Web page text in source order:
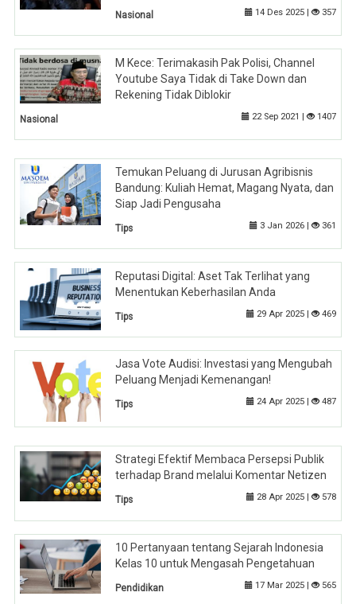
Nasional 14 Des 2025 | 357
M Kece: Terimakasih Pak Polisi, Channel
Youtube Saya Tidak di Take Down dan
Rekening Tidak Diblokir
Nasional 22 Sep 2021 | 1407
Temukan Peluang di Jurusan Agribisnis
Bandung: Kuliah Hemat, Magang Nyata, dan
Siap Jadi Pengusaha
Tips 3 Jan 2026 | 361
Reputasi Digital: Aset Tak Terlihat yang
Menentukan Keberhasilan Anda
Tips 29 Apr 2025 | 469
Jasa Vote Audisi: Investasi yang Mengubah
Peluang Menjadi Kemenangan!
Tips 24 Apr 2025 | 487
Strategi Efektif Membaca Persepsi Publik
terhadap Brand melalui Komentar Netizen
Tips 28 Apr 2025 | 578
10 Pertanyaan tentang Sejarah Indonesia
Kelas 10 untuk Mengasah Pengetahuan
Pendidikan 17 Mar 2025 | 565